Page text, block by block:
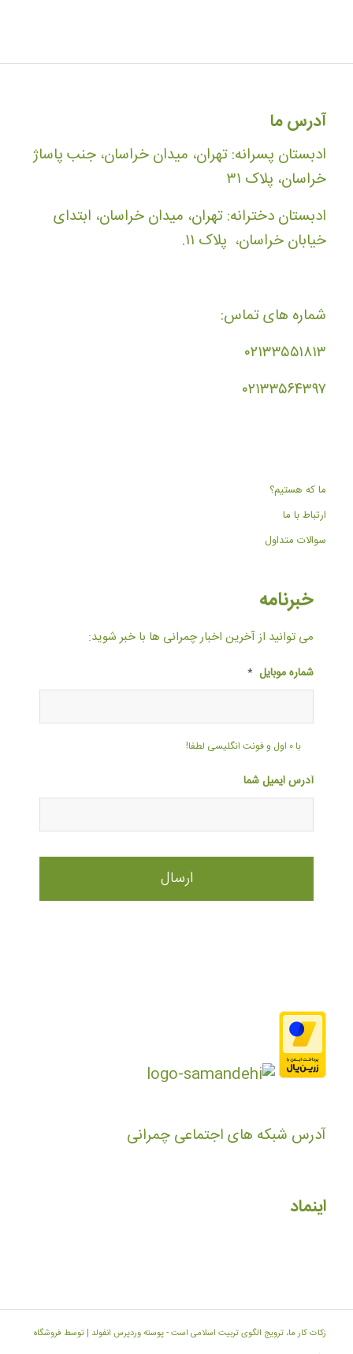
آدرس ما
ادبستان پسرانه: تهران، میدان خراسان، جنب پاساژ
خراسان، پلاک ۳۱
ادبستان دخترانه: تهران، میدان خراسان، ابتدای
خیابان خراسان، پلاک ۱۱.
شماره های تماس:
۰۲۱۳۳۵۵۱۸۱۳
۰۲۱۳۳۵۶۴۳۹۷
ما که هستیم؟
ارتباط با ما
سوالات متداول
خبرنامه
می توانید از آخرین اخبار چمرانی ها با خبر شوید:
شماره موبایل *
با ۰ اول و فونت انگلیسی لطفا!
آدرس ایمیل شما
آدرس شبکه های اجتماعی چمرانی
اینماد
زکات کار ما، ترویج الگوی تربیت اسلامی است -پوسته وردپرس انفولد | توسط فروشگاه